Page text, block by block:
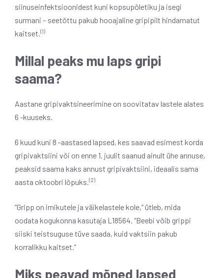
siinuseinfektsioonidest kuni kopsupõletiku ja isegi
surmani – seetõttu pakub hooajaline gripipilt hindamatut
kaitset. (1)
Millal peaks mu laps gripi
saama?
Aastane gripivaktsineerimine on soovitatav lastele alates
6 -kuuseks.
6 kuud kuni 8 -aastased lapsed, kes saavad esimest korda
gripivaktsiini või on enne 1. juulit saanud ainult ühe annuse,
peaksid saama kaks annust gripivaktsiini, ideaalis sama
aasta oktoobri lõpuks. (2)
“Gripp on imikutele ja väikelastele kole,” ütleb, mida
oodata kogukonna kasutaja L18564. “Beebi võib grippi
siiski teistsuguse tüve saada, kuid vaktsiin pakub
korralikku kaitset.”
Miks peavad mõned lapsed